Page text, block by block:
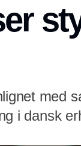
med
i dansk